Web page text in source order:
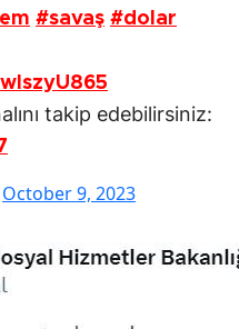
#savaş #dolar
takip edebilirsiniz:
October 9, 2023